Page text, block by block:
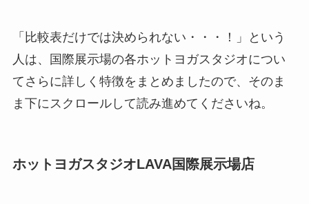
「比較表だけでは決められない・・・！」という
人は、国際展示場の各ホットヨガスタジオについ
てさらに詳しく特徴をまとめましたので、そのま
ま下にスクロールして読み進めてくださいね。
ホットヨガスタジオLAVA国際展示場店